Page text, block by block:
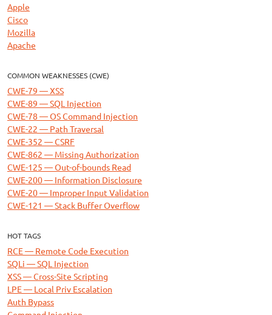
Apple
Cisco
Mozilla
Apache
COMMON WEAKNESSES (CWE)
CWE-79 — XSS
CWE-89 — SQL Injection
CWE-78 — OS Command Injection
CWE-22 — Path Traversal
CWE-352 — CSRF
CWE-862 — Missing Authorization
CWE-125 — Out-of-bounds Read
CWE-200 — Information Disclosure
CWE-20 — Improper Input Validation
CWE-121 — Stack Buffer Overflow
HOT TAGS
RCE — Remote Code Execution
SQLi — SQL Injection
XSS — Cross-Site Scripting
LPE — Local Priv Escalation
Auth Bypass